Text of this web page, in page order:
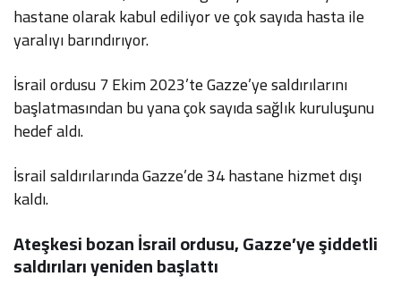
hastane olarak kabul ediliyor ve çok sayıda hasta ile
yaralıyı barındırıyor.
İsrail ordusu 7 Ekim 2023’te Gazze’ye saldırılarını
başlatmasından bu yana çok sayıda sağlık kuruluşunu
hedef aldı.
İsrail saldırılarında Gazze’de 34 hastane hizmet dışı
kaldı.
⁠Ateşkesi bozan İsrail ordusu, Gazze’ye şiddetli
saldırıları yeniden başlattı